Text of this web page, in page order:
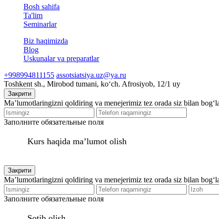
Bosh sahifa
Ta'lim
Seminarlar
Biz haqimizda
Blog
Uskunalar va preparatlar
+998994811155 assotsiatsiya.uz@ya.ru
Toshkent sh., Mirobod tumani, koʻch. Afrosiyob, 12/1 uy
Закрити
Ma’lumotlaringizni qoldiring va menejerimiz tez orada siz bilan
Заполните обязательные поля
Kurs haqida ma’lumot olish
Закрити
Ma’lumotlaringizni qoldiring va menejerimiz tez orada siz bilan
Заполните обязательные поля